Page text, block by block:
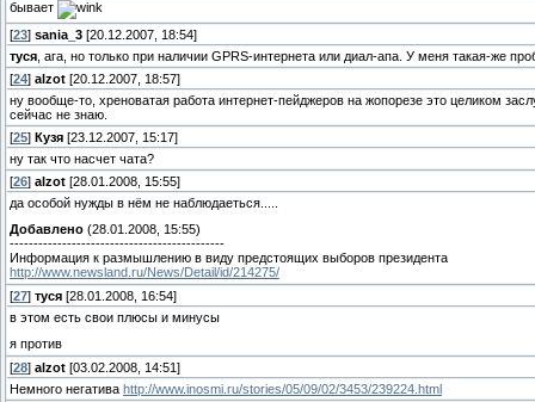
бывает
[23] sania_3 [20.12.2007, 18:54]
туся , ага, но только при наличии GPRS-интернета или диал-апа. У меня такая-же
[24] alzot [20.12.2007, 18:57]
ну вообще-то, хреноватая работа интернет-пейджеров на жопорезе это целиком
сейчас не знаю.
[25] Кузя [23.12.2007, 15:17]
ну так что насчет чата?
[26] alzot [28.01.2008, 15:55]
да особой нужды в нём не наблюдаеться.....
Добавлено (28.01.2008, 15:55)
---------------------------------------------
Информация к размышлению в виду предстоящих выборов президента
http://www.newsland.ru/News/Detail/id/214275/
[27] туся [28.01.2008, 16:54]
в этом есть свои плюсы и минусы
я против
[28] alzot [03.02.2008, 14:51]
Немного негатива http://www.inosmi.ru/stories/05/09/02/3453/239224.html